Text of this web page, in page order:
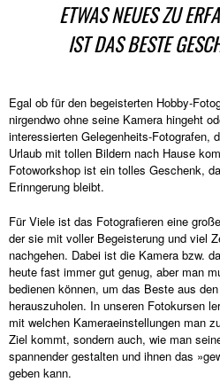
ETWAS NEUES ZU
IST DAS BESTE
Egal ob für den begeisterten Hobby-
nirgendwo ohne seine Kamera hingeht
interessierten Gelegenheits-Fotografen,
Urlaub mit tollen Bildern nach Hause
Fotoworkshop ist ein tolles Geschenk,
Erinngerung bleibt.
Für Viele ist das Fotografieren eine
der sie mit voller Begeisterung und viel
nachgehen. Dabei ist die Kamera bzw.
heute fast immer gut genug, aber man
bedienen können, um das Beste aus
herauszuholen. In unseren Fotokursen
mit welchen Kameraeinstellungen man
Ziel kommt, sondern auch, wie man
spannender gestalten und ihnen das
geben kann.